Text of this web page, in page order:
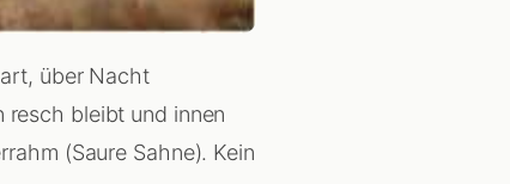
über Nacht
resch bleibt und innen
(Saure Sahne). Kein